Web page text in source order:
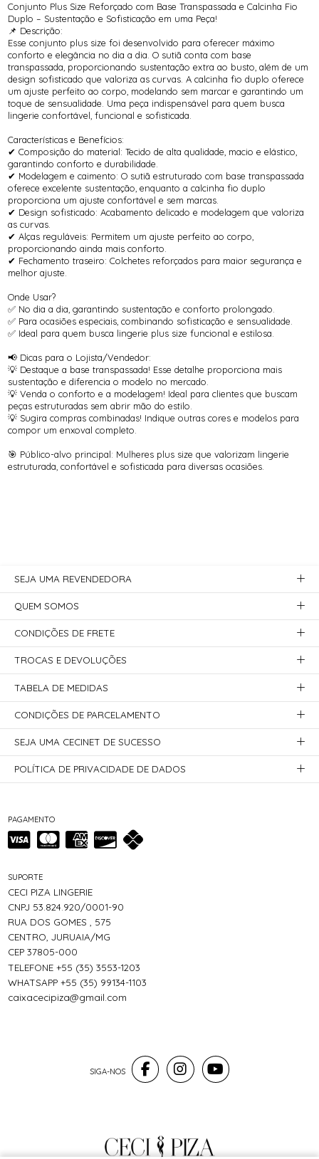
Conjunto Plus Size Reforçado com Base Transpassada e Calcinha Fio
Duplo – Sustentação e Sofisticação em uma Peça!
📌 Descrição:
Esse conjunto plus size foi desenvolvido para oferecer máximo
conforto e elegância no dia a dia. O sutiã conta com base
transpassada, proporcionando sustentação extra ao busto, além de um
design sofisticado que valoriza as curvas. A calcinha fio duplo oferece
um ajuste perfeito ao corpo, modelando sem marcar e garantindo um
toque de sensualidade. Uma peça indispensável para quem busca
lingerie confortável, funcional e sofisticada.
Características e Benefícios:
✔ Composição do material: Tecido de alta qualidade, macio e elástico,
garantindo conforto e durabilidade.
✔ Modelagem e caimento: O sutiã estruturado com base transpassada
oferece excelente sustentação, enquanto a calcinha fio duplo
proporciona um ajuste confortável e sem marcas.
✔ Design sofisticado: Acabamento delicado e modelagem que valoriza
as curvas.
✔ Alças reguláveis: Permitem um ajuste perfeito ao corpo,
proporcionando ainda mais conforto.
✔ Fechamento traseiro: Colchetes reforçados para maior segurança e
melhor ajuste.
Onde Usar?
✅ No dia a dia, garantindo sustentação e conforto prolongado.
✅ Para ocasiões especiais, combinando sofisticação e sensualidade.
✅ Ideal para quem busca lingerie plus size funcional e estilosa.
📢 Dicas para o Lojista/Vendedor:
💡 Destaque a base transpassada! Esse detalhe proporciona mais
sustentação e diferencia o modelo no mercado.
💡 Venda o conforto e a modelagem! Ideal para clientes que buscam
peças estruturadas sem abrir mão do estilo.
💡 Sugira compras combinadas! Indique outras cores e modelos para
compor um enxoval completo.
🎯 Público-alvo principal: Mulheres plus size que valorizam lingerie
estruturada, confortável e sofisticada para diversas ocasiões.
PAGAMENTO
SUPORTE
CECI PIZA LINGERIE
CNPJ 53.824.920/0001-90
RUA DOS GOMES , 575
CENTRO, JURUAIA/MG
CEP 37805-000
TELEFONE +55 (35) 3553-1203
WHATSAPP +55 (35) 99134-1103
caixacecipiza@gmail.com
SEJA UMA REVENDEDORA
QUEM SOMOS
CONDIÇÕES DE FRETE
TROCAS E DEVOLUÇÕES
TABELA DE MEDIDAS
CONDIÇÕES DE PARCELAMENTO
SEJA UMA CECINET DE SUCESSO
POLÍTICA DE PRIVACIDADE DE DADOS